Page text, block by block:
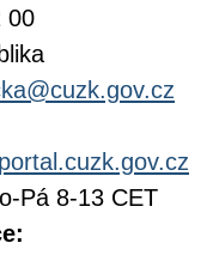
00
Pá 8-13 CET